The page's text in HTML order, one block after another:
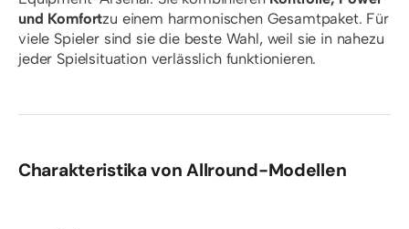
und Komfortzu einem harmonischen Gesamtpaket. Für
viele Spieler sind sie die beste Wahl, weil sie in nahezu
jeder Spielsituation verlässlich funktionieren.
Charakteristika von Allround-Modellen